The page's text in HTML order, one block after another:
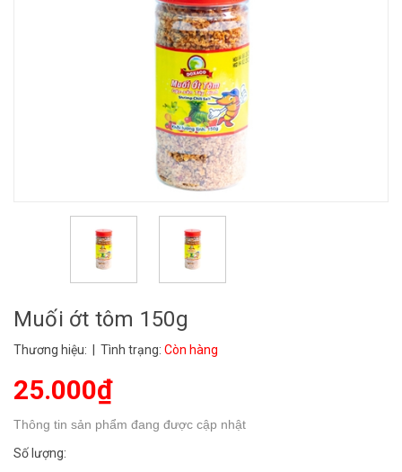
Muối ớt tôm 150g
Thương hiệu: | Tình trạng: Còn hàng
25.000₫
Thông tin sản phẩm đang được cập nhật
Số lượng: